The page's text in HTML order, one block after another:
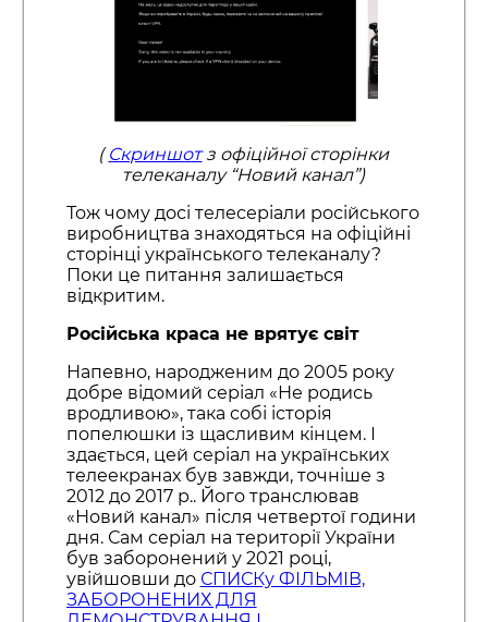
(Скриншотз офіційної сторінки
телеканалу “Новий канал”)
Тож чому досі телесеріали російського
виробництва знаходяться на офіційні
сторінці українського телеканалу?
Поки це питання залишається
відкритим.
Російська краса не врятує світ
Напевно, народженим до 2005 року
добре відомий серіал «Не родись
вродливою», така собі історія
попелюшки із щасливим кінцем. І
здається, цей серіал на українських
телеекранах був завжди, точніше з
2012 до 2017 р.. Його транслював
«Новий канал» після четвертої години
дня. Сам серіал на території України
був заборонений у 2021 році,
увійшовши до СПИСКу ФІЛЬМІВ,
ЗАБОРОНЕНИХ ДЛЯ